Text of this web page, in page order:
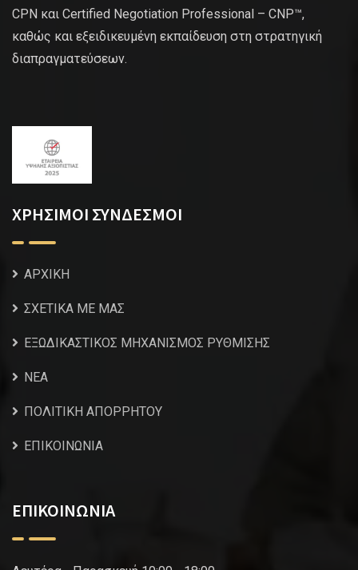
CPN και Certified Negotiation Professional – CNP™,
καθώς και εξειδικευμένη εκπαίδευση στη στρατηγική
διαπραγματεύσεων.
ΧΡΗΣΙΜΟΙ ΣΥΝΔΕΣΜΟΙ
ΑΡΧΙΚΗ
ΣΧΕΤΙΚΑ ΜΕ ΜΑΣ
ΕΞΩΔΙΚΑΣΤΙΚΟΣ ΜΗΧΑΝΙΣΜΟΣ ΡΥΘΜΙΣΗΣ
NEA
ΠΟΛΙΤΙΚΗ ΑΠΟΡΡΗΤΟΥ
ΕΠΙΚΟΙΝΩΝΙΑ
ΕΠΙΚΟΙΝΩΝΙΑ